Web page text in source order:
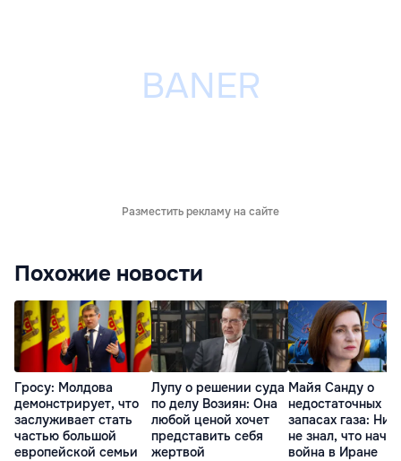
Разместить рекламу на сайте
Похожие новости
Гросу: Молдова
демонстрирует, что
заслуживает стать
частью большой
европейской семьи
Лупу о решении суда
по делу Возиян: Она
любой ценой хочет
представить себя
жертвой
Майя Санду о
недостаточных
запасах газа:
не знал, что
война в Иране